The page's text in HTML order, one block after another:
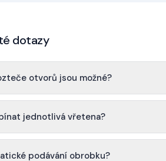
dotazy
otvorů jsou možné?
jednotlivá vřetena?
podávání obrobku?